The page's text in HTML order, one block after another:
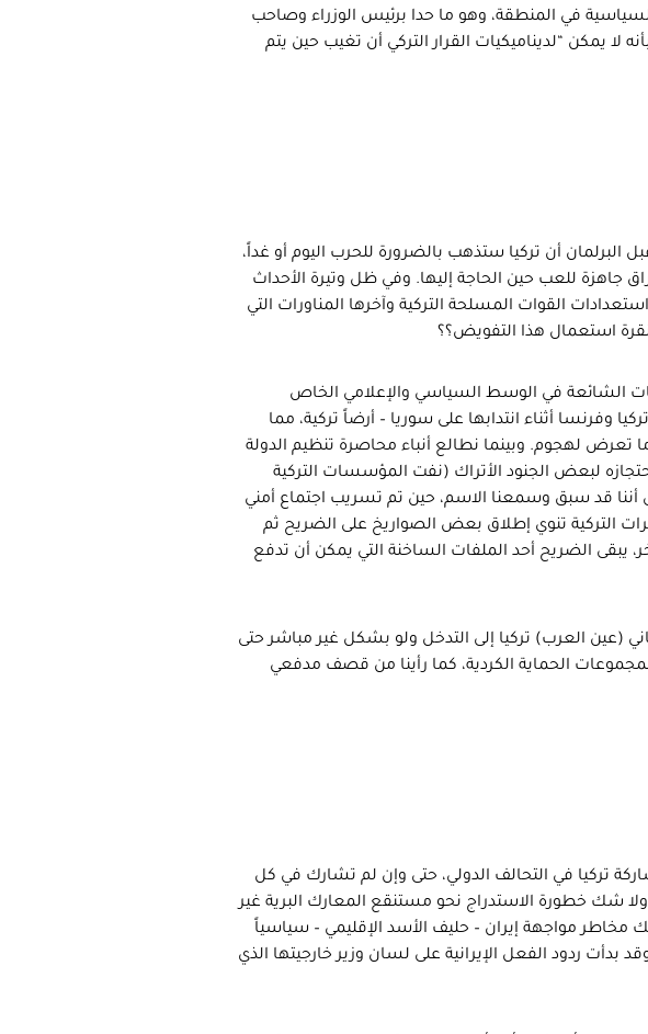
في المنطقة، وهو ما حدا برئيس الوزراء وصاحب
لا يمكن “لديناميكيات القرار التركي أن تغيب حين يتم
البرلمان أن تركيا ستذهب بالضرورة للحرب اليوم أو غداً،
جاهزة للعب حين الحاجة إليها. وفي ظل وتيرة الأحداث
القوات المسلحة التركية وآخرها المناورات التي
استعمال هذا التفويض؟؟
في الوسط السياسي والإعلامي الخاص
وفرنسا أثناء انتدابها على سوريا – أرضاً تركية، مما
تعرض لهجوم. وبينما نطالع أنباء محاصرة تنظيم الدولة
لبعض الجنود الأتراك (نفت المؤسسات التركية
أننا قد سبق وسمعنا الاسم، حين تم تسريب اجتماع أمني
التركية تنوي إطلاق بعض الصواريخ على الضريح ثم
يبقى الضريح أحد الملفات الساخنة التي يمكن أن تدفع
(عين العرب) تركيا إلى التدخل ولو بشكل غير مباشر حتى
الحماية الكردية، كما رأينا من قصف مدفعي
تركيا في التحالف الدولي، حتى وإن لم تشارك في كل
شك خطورة الاستدراج نحو مستنقع المعارك البرية غير
مخاطر مواجهة إيران – حليف الأسد الإقليمي – سياسياً
بدأت ردود الفعل الإيرانية على لسان وزير خارجيتها الذي